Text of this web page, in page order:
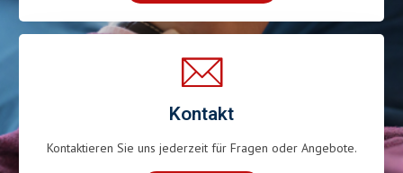
Kontakt
Kontaktieren Sie uns jederzeit für Fragen oder Angebote.